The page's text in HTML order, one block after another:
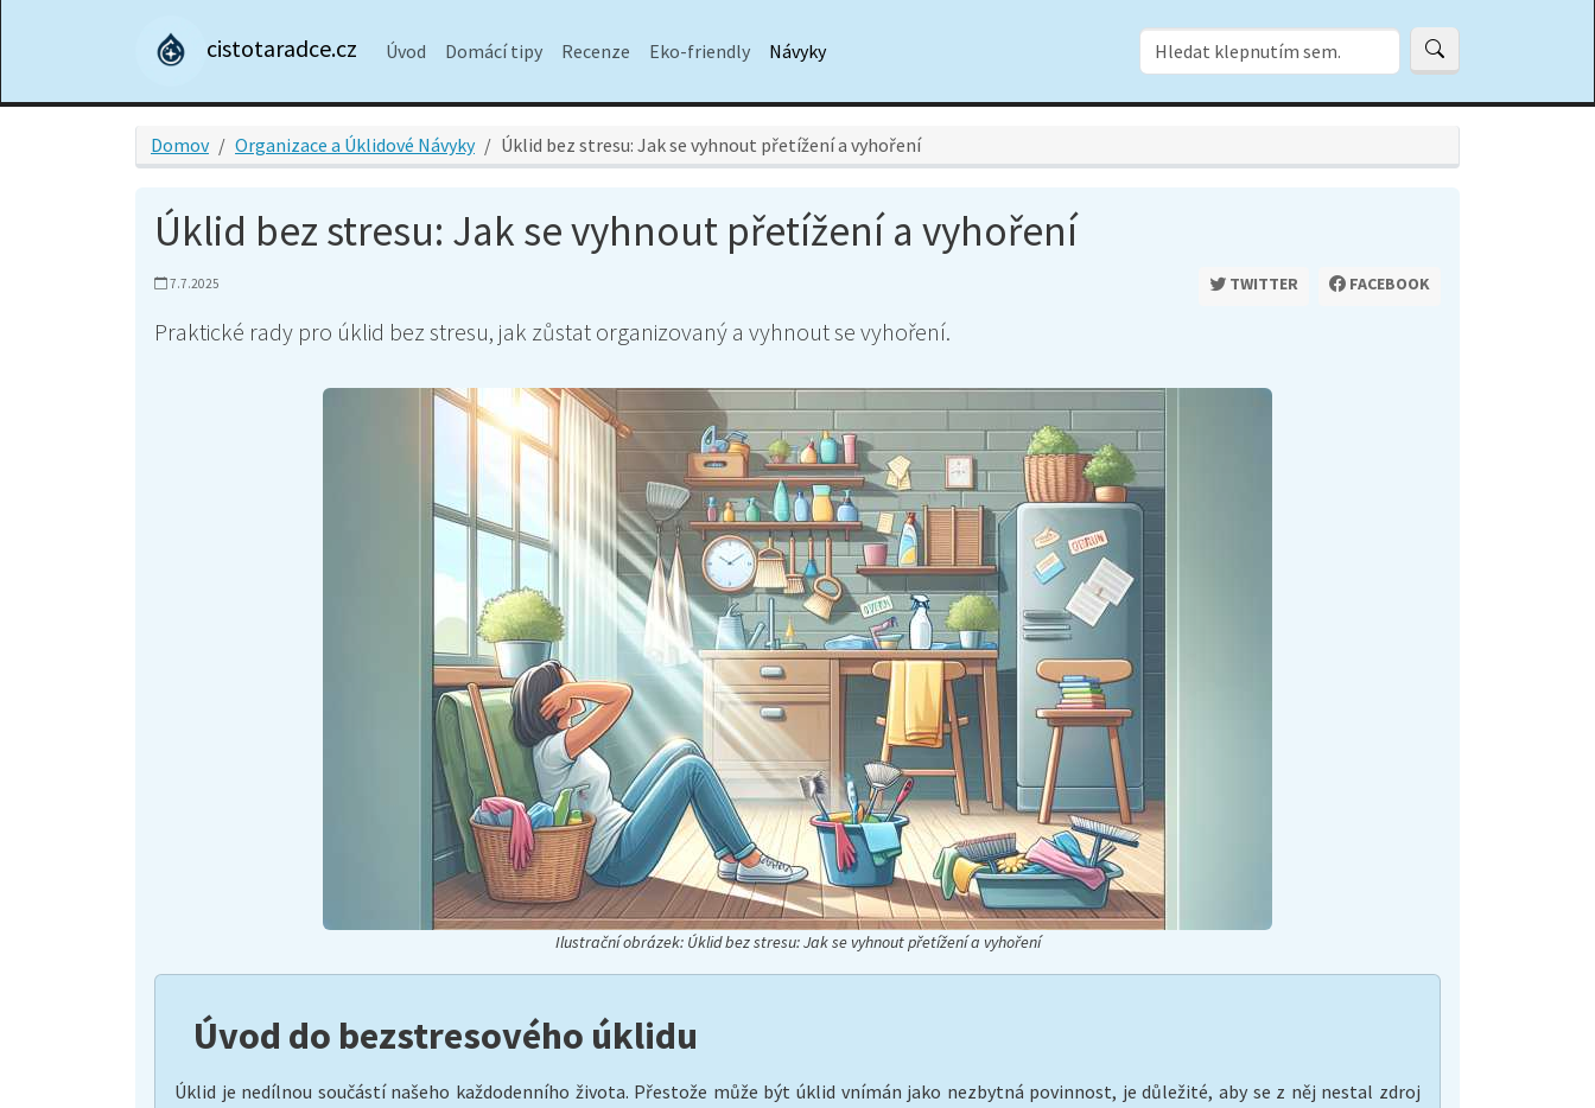
cistotaradce.cz Úvod Domácí tipy Recenze Eko-friendly Návyky
Domov Organizace a Úklidové Návyky Úklid bez stresu: Jak se vyhnout přetížení a vyhoření
Úklid bez stresu: Jak se vyhnout přetížení a vyhoření
7.7.2025 TWITTER FACEBOOK
Praktické rady pro úklid bez stresu, jak zůstat organizovaný a vyhnout se vyhoření.
Ilustrační obrázek: Úklid bez stresu: Jak se vyhnout přetížení a vyhoření
Úvod do bezstresového úklidu
Úklid je nedílnou součástí našeho každodenního života. Přestože může být úklid vnímán jako nezbytná povinnost, je důležité, aby se z něj nestal zdroj